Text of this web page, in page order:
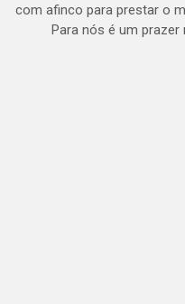
com afinco para prestar o
Para nós é um